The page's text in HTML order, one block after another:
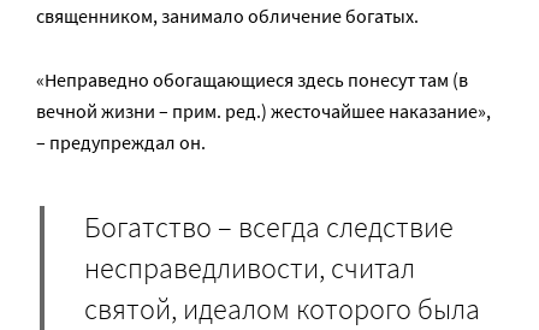
священником, занимало обличение богатых.
«Неправедно обогащающиеся здесь понесут там (в
вечной жизни – прим. ред.) жесточайшее наказание»,
– предупреждал он.
Богатство – всегда следствие
несправедливости, считал
святой, идеалом которого была